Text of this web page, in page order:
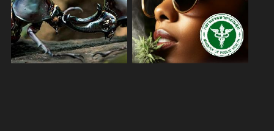
Hotelzimmer: Geister! Mal
frech, mal fies, m...
Tausende Menschen
ehrfürchtig „Ohhh!“ rufen,
da...